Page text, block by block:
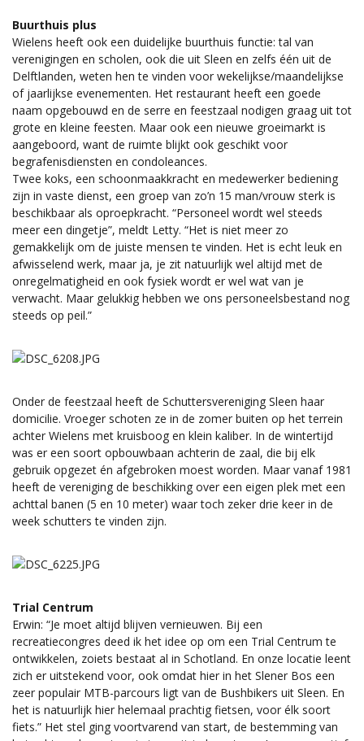
Buurthuis plus
Wielens heeft ook een duidelijke buurthuis functie: tal van
verenigingen en scholen, ook die uit Sleen en zelfs één uit de
Delftlanden, weten hen te vinden voor wekelijkse/maandelijkse
of jaarlijkse evenementen. Het restaurant heeft een goede
naam opgebouwd en de serre en feestzaal nodigen graag uit tot
grote en kleine feesten. Maar ook een nieuwe groeimarkt is
aangeboord, want de ruimte blijkt ook geschikt voor
begrafenisdiensten en condoleances.
Twee koks, een schoonmaakkracht en medewerker bediening
zijn in vaste dienst, een groep van zo’n 15 man/vrouw sterk is
beschikbaar als oproepkracht. “Personeel wordt wel steeds
meer een dingetje”, meldt Letty. “Het is niet meer zo
gemakkelijk om de juiste mensen te vinden. Het is echt leuk en
afwisselend werk, maar ja, je zit natuurlijk wel altijd met de
onregelmatigheid en ook fysiek wordt er wel wat van je
verwacht. Maar gelukkig hebben we ons personeelsbestand nog
steeds op peil.”
Onder de feestzaal heeft de Schuttersvereniging Sleen haar
domicilie. Vroeger schoten ze in de zomer buiten op het terrein
achter Wielens met kruisboog en klein kaliber. In de wintertijd
was er een soort opbouwbaan achterin de zaal, die bij elk
gebruik opgezet én afgebroken moest worden. Maar vanaf 1981
heeft de vereniging de beschikking over een eigen plek met een
achttal banen (5 en 10 meter) waar toch zeker drie keer in de
week schutters te vinden zijn.
Trial Centrum
Erwin: “Je moet altijd blijven vernieuwen. Bij een
recreatiecongres deed ik het idee op om een Trial Centrum te
ontwikkelen, zoiets bestaat al in Schotland. En onze locatie leent
zich er uitstekend voor, ook omdat hier in het Slener Bos een
zeer populair MTB-parcours ligt van de Bushbikers uit Sleen. En
het is natuurlijk hier helemaal prachtig fietsen, voor élk soort
fiets.” Het stel ging voortvarend van start, de bestemming van